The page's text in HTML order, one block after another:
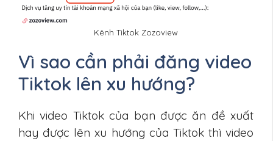
Kênh Tiktok Zozoview
Vì sao cần phải đăng video
Tiktok lên xu hướng?
Khi video Tiktok của bạn được ăn đề xuất
hay được lên xu hướng của Tiktok thì video